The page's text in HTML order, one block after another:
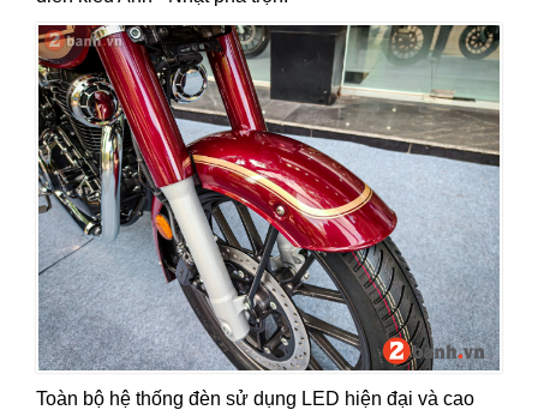
Toàn bộ hệ thống đèn sử dụng LED hiện đại và cao